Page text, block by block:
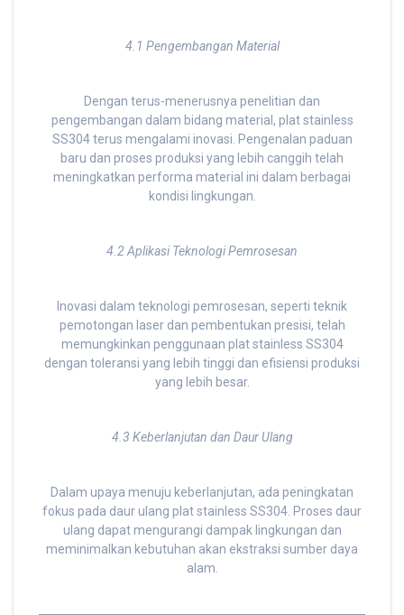
4.1 Pengembangan Material
Dengan terus-menerusnya penelitian dan
pengembangan dalam bidang material, plat stainless
SS304 terus mengalami inovasi. Pengenalan paduan
baru dan proses produksi yang lebih canggih telah
meningkatkan performa material ini dalam berbagai
kondisi lingkungan.
4.2 Aplikasi Teknologi Pemrosesan
Inovasi dalam teknologi pemrosesan, seperti teknik
pemotongan laser dan pembentukan presisi, telah
memungkinkan penggunaan plat stainless SS304
dengan toleransi yang lebih tinggi dan efisiensi produksi
yang lebih besar.
4.3 Keberlanjutan dan Daur Ulang
Dalam upaya menuju keberlanjutan, ada peningkatan
fokus pada daur ulang plat stainless SS304. Proses daur
ulang dapat mengurangi dampak lingkungan dan
meminimalkan kebutuhan akan ekstraksi sumber daya
alam.